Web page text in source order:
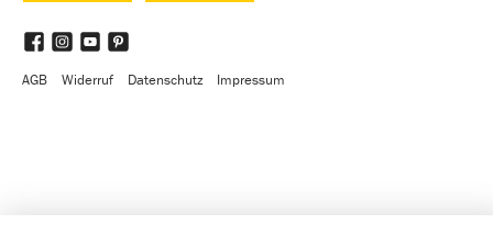
FacebookInstagram
YouTubePinterest
AGB
Widerruf Datenschutz Impressum